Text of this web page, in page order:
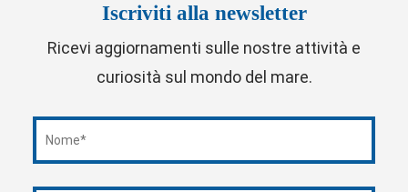
Iscriviti alla newsletter
Ricevi aggiornamenti sulle nostre attività e
curiosità sul mondo del mare.